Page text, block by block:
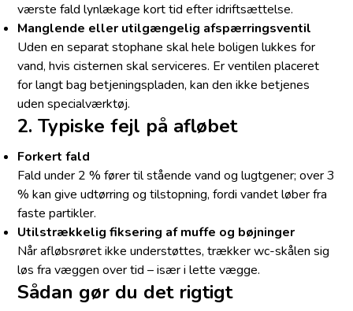
værste fald lynlækage kort tid efter idriftsættelse.
Manglende eller utilgængelig afspærringsventil
Uden en separat stophane skal hele boligen lukkes for
vand, hvis cisternen skal serviceres. Er ventilen placeret
for langt bag betjeningspladen, kan den ikke betjenes
uden specialværktøj.
2. Typiske fejl på afløbet
Forkert fald
Fald under 2 % fører til stående vand og lugtgener; over 3
% kan give udtørring og tilstopning, fordi vandet løber fra
faste partikler.
Utilstrækkelig fiksering af muffe og bøjninger
Når afløbsrøret ikke understøttes, trækker wc-skålen sig
løs fra væggen over tid – især i lette vægge.
Sådan gør du det rigtigt